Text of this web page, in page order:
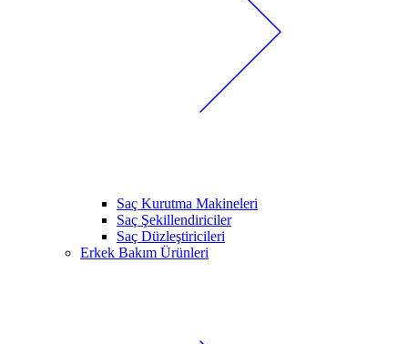
Saç Kurutma Makineleri
Saç Şekillendiriciler
Saç Düzleştiricileri
Erkek Bakım Ürünleri